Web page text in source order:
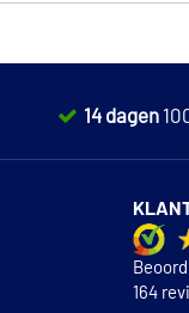
14 dagen
164